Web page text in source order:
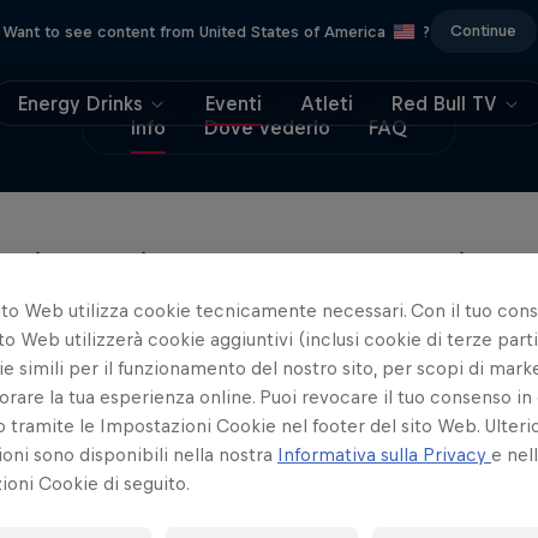
Want to see content from United States of America ? Continue
Energy Drinks Eventi Atleti
Red Bull TV
Info
Dove vederlo FAQ
si parla di padel spagnolo, la passione
da stupirsi, visto che il paese è la
del mondo maschili e femminili. Non
dal 2 all'8 settembre.
i campioni maschili e femminili- Juan Lebróne
- sono stati tutti spagnoli. E nel paese
mondo, la febbre del padel raggiungerà nuove
Web utilizza cookie tecnicamente necessari. Con il tuo
Web utilizzerà cookie aggiuntivi (inclusi cookie di terze
simili per il funzionamento del nostro sito, per scopi di
la tua esperienza online. Puoi revocare il tuo consenso in
tramite le Impostazioni Cookie nel footer del sito Web.
sono disponibili nella nostra Informativa sulla Privacy e
Cookie di seguito.